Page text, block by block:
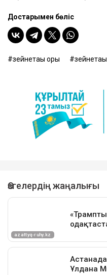
Достарыңмен бөліс
зейнетақы қоры зейнетақы